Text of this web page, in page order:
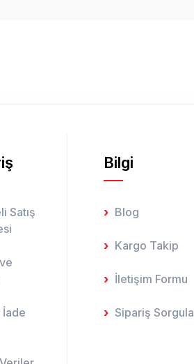
Satış
İade
Bilgi
Blog
Kargo Takip
İletişim Formu
Sipariş Sorgula